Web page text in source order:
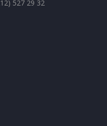
527 29 32